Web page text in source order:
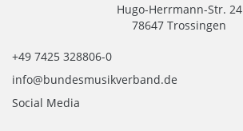
Hugo-Herrmann-Str. 24
78647 Trossingen
+49 7425 328806-0
info@bundesmusikverband.de
Social Media